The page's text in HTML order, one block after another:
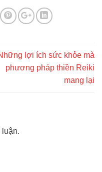
lợi ích sức khỏe mà
phương pháp thiền Reiki
mang lại